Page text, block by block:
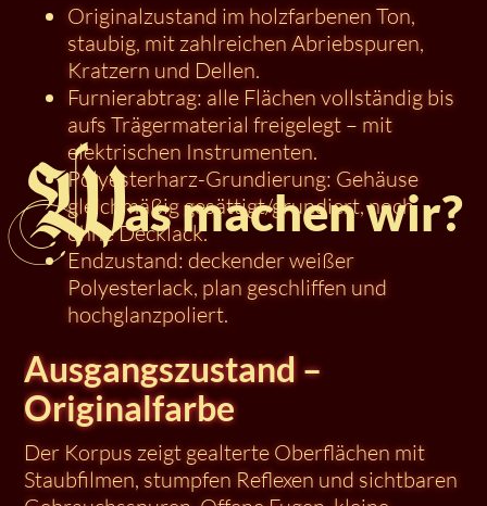
Originalzustand im holzfarbenen Ton,
staubig, mit zahlreichen Abriebspuren,
Kratzern und Dellen.
Furnierabtrag: alle Flächen vollständig bis
aufs Trägermaterial freigelegt – mit
elektrischen Instrumenten.
Polyesterharz-Grundierung: Gehäuse
gleichmäßig gesättigt/grundiert, noch
ohne Decklack.
Endzustand: deckender weißer
Polyesterlack, plan geschliffen und
hochglanzpoliert.
Ausgangszustand –
Originalfarbe
Der Korpus zeigt gealterte Oberflächen mit
Staubfilmen, stumpfen Reflexen und sichtbaren
Was machen wir?